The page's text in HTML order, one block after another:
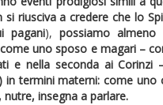
riusciva a credere che lo
pagani), possiamo almeno
uno sposo e magari –
e nella seconda ai Corinzi
in termini materni: come uno
insegna a parlare.